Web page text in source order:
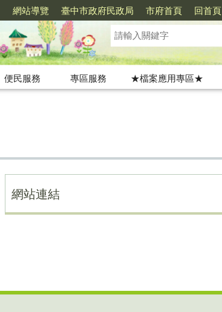
網站導覽 臺中市政府民政局 市府首頁 回首頁
便民服務 專區服務
★檔案應用專區★
網站連結